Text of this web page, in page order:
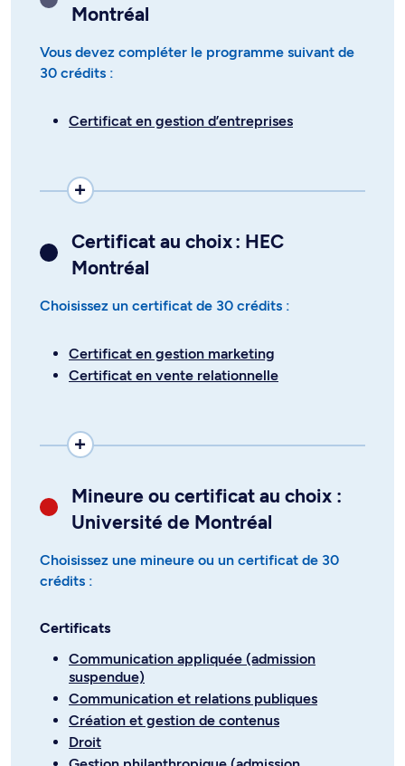
Montréal
Vous devez compléter le programme suivant de
30 crédits :
Certificat en gestion d’entreprises
Certificat au choix : HEC
Montréal
Choisissez un certificat de 30 crédits :
Certificat en gestion marketing
Certificat en vente relationnelle
Mineure ou certificat au choix :
Université de Montréal
Choisissez une mineure ou un certificat de 30
crédits :
Certificats
Communication appliquée (admission
suspendue)
Communication et relations publiques
Création et gestion de contenus
Droit